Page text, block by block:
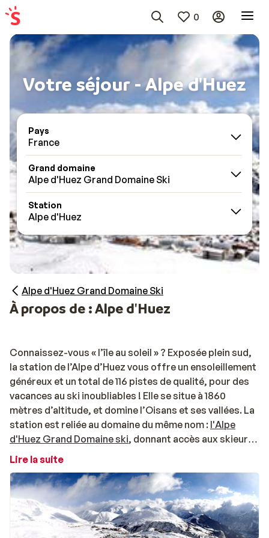
0
Votre séjour - Alpe d'Huez
Pays
France
Grand domaine
Alpe d'Huez Grand Domaine Ski
Station
Alpe d'Huez
Alpe d'Huez Grand Domaine Ski
À propos de : Alpe d'Huez
Connaissez-vous « l’île au soleil » ? Exposée plein sud,
la station de l’Alpe d’Huez vous offre un ensoleillement
généreux et un total de 116 pistes de qualité, pour des
vacances au ski inoubliables ! Elle se situe à 1860
mètres d’altitude, et domine l’Oisans et ses vallées. La
station est reliée au domaine du même nom : l'Alpe
d'Huez Grand Domaine ski, donnant accès aux skieurs
aux stations de Vaujany, Oz-en-Oisans, Auris-en-
niveaux.
Vos vacances au ski à l’Alpe d’Huez
Ne vous attardez pas sur l’architecture des années 70
Lire la suite